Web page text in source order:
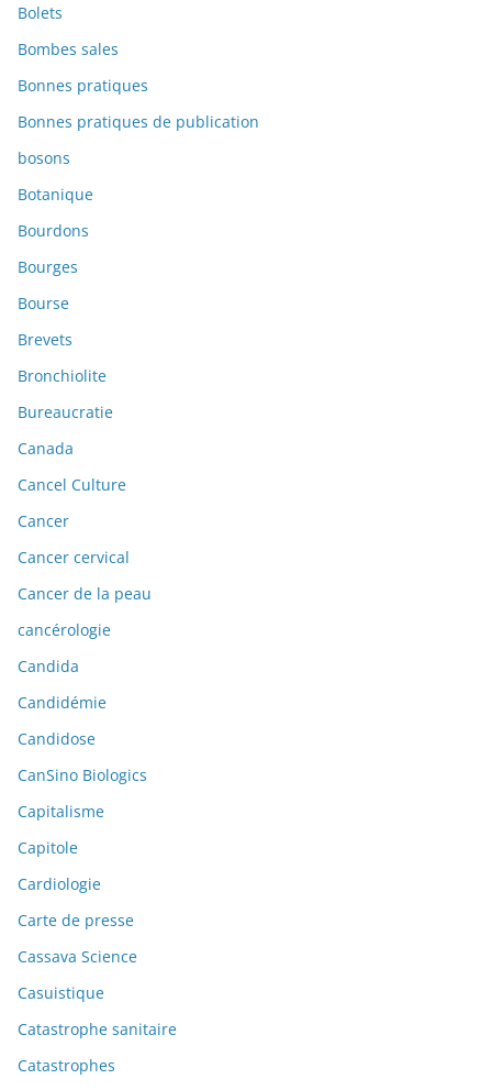
Bolets
Bombes sales
Bonnes pratiques
Bonnes pratiques de publication
bosons
Botanique
Bourdons
Bourges
Bourse
Brevets
Bronchiolite
Bureaucratie
Canada
Cancel Culture
Cancer
Cancer cervical
Cancer de la peau
cancérologie
Candida
Candidémie
Candidose
CanSino Biologics
Capitalisme
Capitole
Cardiologie
Carte de presse
Cassava Science
Casuistique
Catastrophe sanitaire
Catastrophes